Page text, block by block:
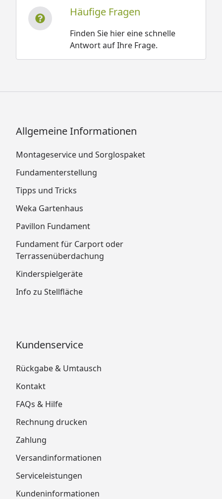
Häufige Fragen
Finden Sie hier eine schnelle
Antwort auf Ihre Frage.
Allgemeine Informationen
Montageservice und Sorglospaket
Fundamenterstellung
Tipps und Tricks
Weka Gartenhaus
Pavillon Fundament
Fundament für Carport oder
Terrassenüberdachung
Kinderspielgeräte
Info zu Stellfläche
Kundenservice
Rückgabe & Umtausch
Kontakt
FAQs & Hilfe
Rechnung drucken
Zahlung
Versandinformationen
Serviceleistungen
Kundeninformationen